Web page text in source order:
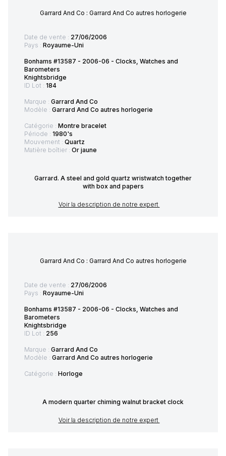
Garrard And Co : Garrard And Co autres horlogerie
Date de vente : 27/06/2006
Pays : Royaume-Uni
Bonhams #13587 - 2006-06 - Clocks, Watches and
Barometers
Knightsbridge
ID Lot : 184
Marque : Garrard And Co
Modèle : Garrard And Co autres horlogerie
Catégorie : Montre bracelet
Période : 1980's
Mouvement : Quartz
Matière boîtier : Or jaune
Garrard. A steel and gold quartz wristwatch together
with box and papers
Voir la description de notre expert
Garrard And Co : Garrard And Co autres horlogerie
Date de vente : 27/06/2006
Pays : Royaume-Uni
Bonhams #13587 - 2006-06 - Clocks, Watches and
Barometers
Knightsbridge
ID Lot : 256
Marque : Garrard And Co
Modèle : Garrard And Co autres horlogerie
Catégorie : Horloge
A modern quarter chiming walnut bracket clock
Voir la description de notre expert